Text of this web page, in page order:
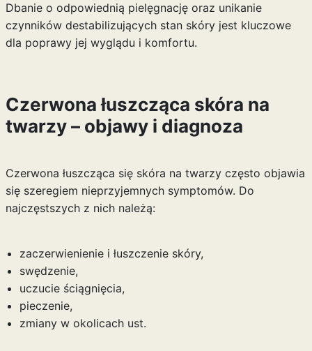
Dbanie o odpowiednią pielęgnację oraz unikanie
czynników destabilizujących stan skóry jest kluczowe
dla poprawy jej wyglądu i komfortu.
Czerwona łuszcząca skóra na
twarzy – objawy i diagnoza
Czerwona łuszcząca się skóra na twarzy często objawia
się szeregiem nieprzyjemnych symptomów. Do
najczęstszych z nich należą:
zaczerwienienie i łuszczenie skóry,
swędzenie,
uczucie ściągnięcia,
pieczenie,
zmiany w okolicach ust.